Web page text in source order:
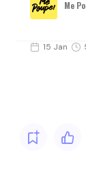
Me
15 Jan